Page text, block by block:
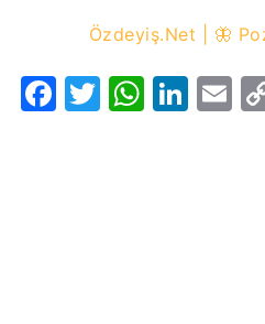
Özdeyiş.Net | 🦋
Facebook
Twitter